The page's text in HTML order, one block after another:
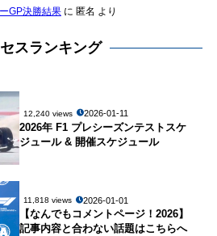
GP決勝結果に 匿名 より
スランキング
12,240 views 2026-01-11
2026年 F1 プレシーズンテストスケ
ジュール & 開催スケジュール
11,818 views 2026-01-01
【なんでもコメントページ！2026】
記事内容と合わない話題はこちらへ